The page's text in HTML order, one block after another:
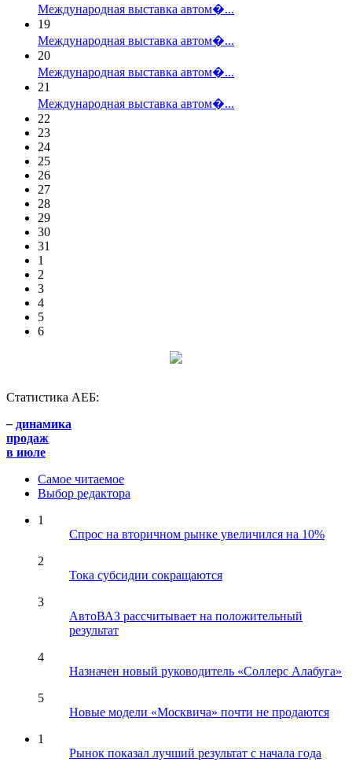
Международная выставка автом�...
19
Международная выставка автом�...
20
Международная выставка автом�...
21
Международная выставка автом�...
22
23
24
25
26
27
28
29
30
31
1
2
3
4
5
6
Статистика АЕБ:
– динамика
продаж
в июле
Самое читаемое
Выбор редактора
1
Спрос на вторичном рынке увеличился на 10%
2
Тока субсидии сокращаются
3
АвтоВАЗ рассчитывает на положительный
результат
4
Назначен новый руководитель «Соллерс Алабуга»
5
Новые модели «Москвича» почти не продаются
1
Рынок показал лучший результат с начала года